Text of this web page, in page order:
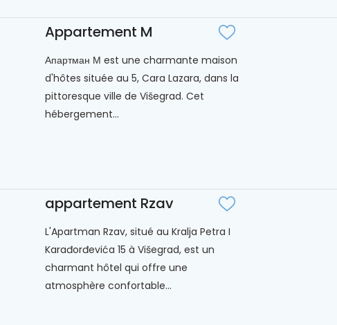
Appartement M
Апартман М est une charmante maison
d'hôtes située au 5, Cara Lazara, dans la
pittoresque ville de Višegrad. Cet
hébergement...
appartement Rzav
L'Apartman Rzav, situé au Kralja Petra I
Karađorđevića 15 à Višegrad, est un
charmant hôtel qui offre une
atmosphère confortable...